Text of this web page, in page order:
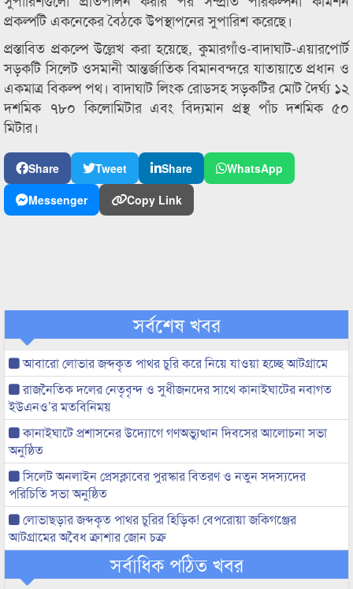
প্রকল্পটি একনেকের বৈঠকে উপস্থাপনের সুপারিশ করেছে।
প্রস্তাবিত প্রকল্পে উল্লেখ করা হয়েছে, কুমারগাঁও-বাদাঘাট-এয়ারপোর্ট
সড়কটি সিলেট ওসমানী আন্তর্জাতিক বিমানবন্দরে যাতায়াতে প্রধান ও
একমাত্র বিকল্প পথ। বাদাঘাট লিংক রোডসহ সড়কটির মোট দৈর্ঘ্য ১২
দশমিক ৭৮০ কিলোমিটার এবং বিদ্যমান প্রস্থ পাঁচ দশমিক ৫০
মিটার।
Share Tweet Share
WhatsApp
Messenger
Copy Link
সর্বশেষ খবর
আবারো লোভার জব্দকৃত পাথর চুরি করে নিয়ে যাওয়া হচ্ছে আটগ্রামে
রাজনৈতিক দলের নেতৃবৃন্দ ও সুধীজনদের সাথে কানাইঘাটের নবাগত
ইউএনও’র মতবিনিময়
কানাইঘাটে প্রশাসনের উদ্যোগে গণঅভ্যুত্থান দিবসের আলোচনা সভা
অনুষ্ঠিত
সিলেট অনলাইন প্রেসক্লাবের পুরস্কার বিতরণ ও নতুন সদস্যদের
পরিচিতি সভা অনুষ্ঠিত
লোভাছড়ার জব্দকৃত পাথর চুরির হিড়িক! বেপরোয়া জকিগঞ্জের
আটগ্রামের অবৈধ ক্রাশার জোন চক্র
সর্বাধিক পঠিত খবর